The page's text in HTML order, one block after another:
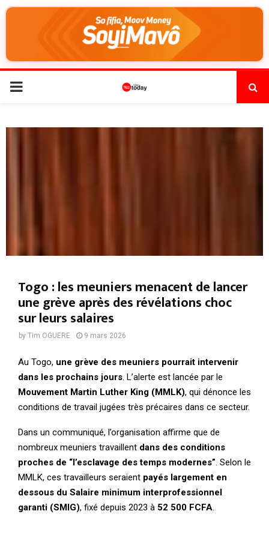
Togo : les meuniers menacent de lancer
une grève après des révélations choc
sur leurs salaires
by Tim OGUERE 9 mars 2026
Au Togo, une grève des meuniers pourrait intervenir
dans les prochains jours . L’alerte est lancée par le
Mouvement Martin Luther King (MMLK), qui dénonce les
conditions de travail jugées très précaires dans ce secteur.
Dans un communiqué, l’organisation affirme que de
nombreux meuniers travaillent dans des conditions
proches de “l’esclavage des temps modernes” . Selon le
MMLK, ces travailleurs seraient payés largement en
dessous du Salaire minimum interprofessionnel
garanti (SMIG), fixé depuis 2023 à 52 500 FCFA